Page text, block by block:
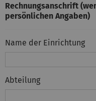
Rechnungsanschrift
persönlichen Angaben)
Name der Einrichtung
Abteilung